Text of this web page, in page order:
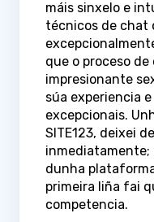
máis sinxelo e
técnicos de chat
que o proceso
impresionante
súa experiencia
excepcionais.
SITE123, deixei
inmediatamente;
dunha
primeira liña fai
competencia.